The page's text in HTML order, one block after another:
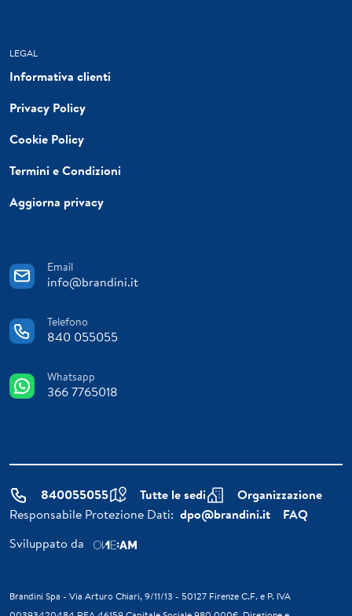
LEGAL
Informativa clienti
Privacy Policy
Cookie Policy
Termini e Condizioni
Aggiorna privacy
Email
info@brandini.it
Telefono
840 055055
Whatsapp
366 7765018
840055055 Tutte le sedi
Organizzazione
Responsabile Protezione Dati: dpo@brandini.it
FAQ
Sviluppato da
Brandini Spa - Via Arturo Chiari, 9/11/13 - 50127 Firenze C.F. e P. IVA